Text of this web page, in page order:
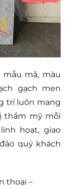
mã, màu
gạch men
trí luôn mang
thẩm mỹ mỗi
hoạt, giao
quý khách
thoại –